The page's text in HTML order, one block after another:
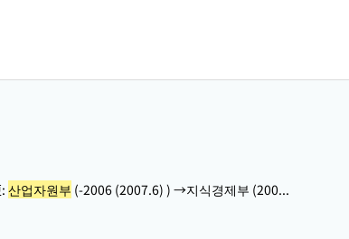
산업자원부 (-2006 (2007.6) ) →지식경제부 (200...